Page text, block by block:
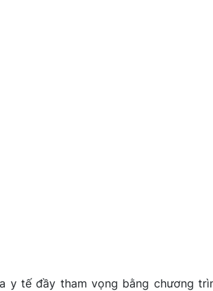
y tế đầy tham vọng bằng chương